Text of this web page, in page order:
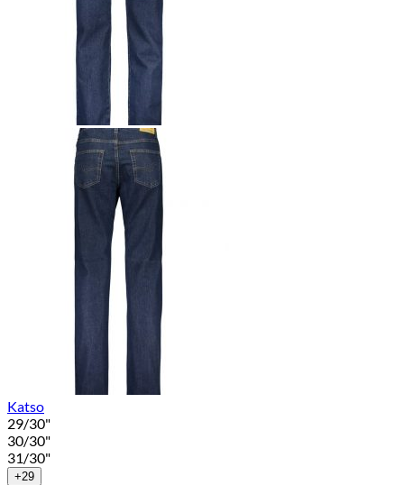
Katso
29/30"
30/30"
31/30"
+29